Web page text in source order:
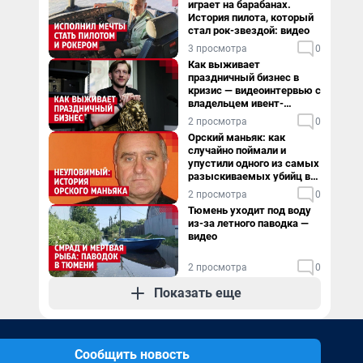
играет на барабанах.
История пилота, который
стал рок-звездой: видео
3 просмотра 0
Как выживает
праздничный бизнес в
кризис — видеоинтервью с
владельцем ивент-
агентства
2 просмотра 0
Орский маньяк: как
случайно поймали и
упустили одного из самых
разыскиваемых убийц в
России. Видео
2 просмотра 0
Тюмень уходит под воду
из-за летного паводка —
видео
2 просмотра 0
Показать еще
Сообщить новость